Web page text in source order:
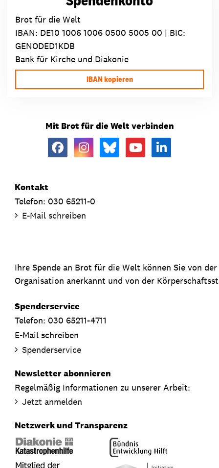
Brot für die Welt
IBAN: DE10 1006 1006 0500 5005 00 | BIC:
GENODED1KDB
Bank für Kirche und Diakonie
IBAN kopieren
Mit Brot für die Welt verbinden
Kontakt
Telefon: 030 65211-0
E-Mail schreiben
Ihre Spende an Brot für die Welt können Sie von
Organisation anerkannt und von der
Spenderservice
Telefon: 030 65211-4711
E-Mail schreiben
Spenderservice
Newsletter abonnieren
Regelmäßig Informationen zu unserer Arbeit:
Jetzt anmelden
Netzwerk und Transparenz